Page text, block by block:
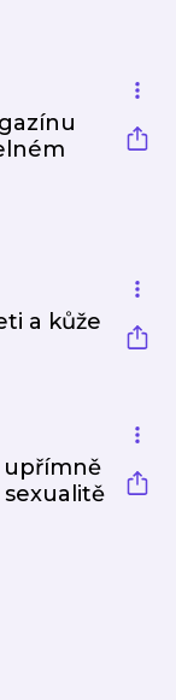
a kůže
upřímně
sexualitě